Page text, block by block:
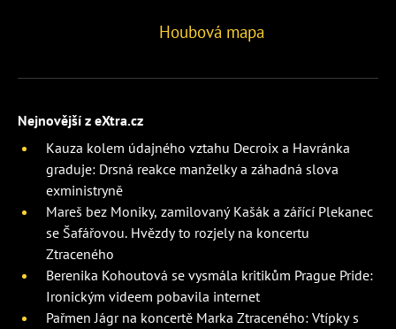
Houbová mapa
Nejnovější z eXtra.cz
Kauza kolem údajného vztahu Decroix a Havránka
graduje: Drsná reakce manželky a záhadná slova
exministryně
Mareš bez Moniky, zamilovaný Kašák a zářící Plekanec
se Šafářovou. Hvězdy to rozjely na koncertu
Ztraceného
Berenika Kohoutová se vysmála kritikům Prague Pride:
Ironickým videem pobavila internet
Pařmen Jágr na koncertě Marka Ztraceného: Vtípky s